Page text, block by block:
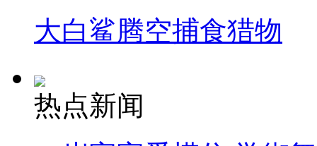
大白鲨腾空捕食猎物
热点新闻